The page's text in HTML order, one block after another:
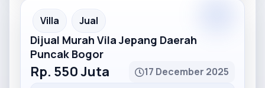
Partner Ad
Villa Jual
Dijual Murah Vila Jepang Daerah
Puncak Bogor
Rp. 550 Juta
17 December 2025